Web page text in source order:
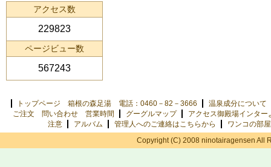
アクセス数
229823
ページビュー数
567243
トップページ 箱根の森足湯 電話：0460－82－3666
温泉成分について
ご注文 問い合わせ 営業時間
グーグルマップ
アクセス御殿場インター
注意
アルバム 管理人へのご連絡はこちらから
ワンコの部屋
Copyright (C) 2008 ninotairagensen All